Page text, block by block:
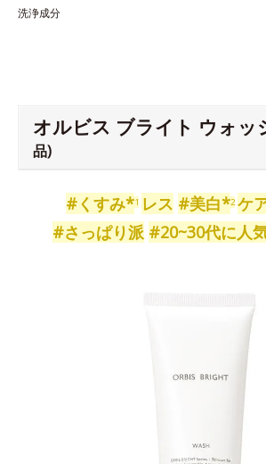
洗浄成分
オルビス ブライト ウォッ
品)
#くすみ*1 レス #美白*2 ケ
#さっぱり派 #20~30代に人